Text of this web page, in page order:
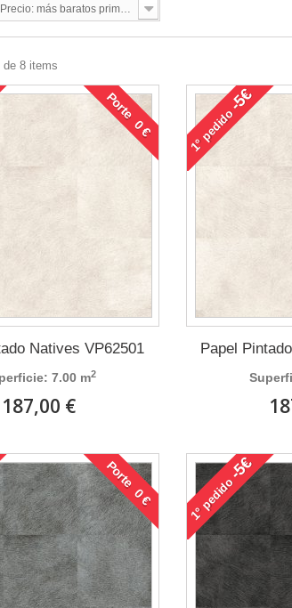
Precio: más baratos primero
de 8 items
Porte 0 €
Natives VP62501
7.00 m2
187,00 €
1°
pedido
-5€
Papel
Porte 0 €
1°
pedido
-5€